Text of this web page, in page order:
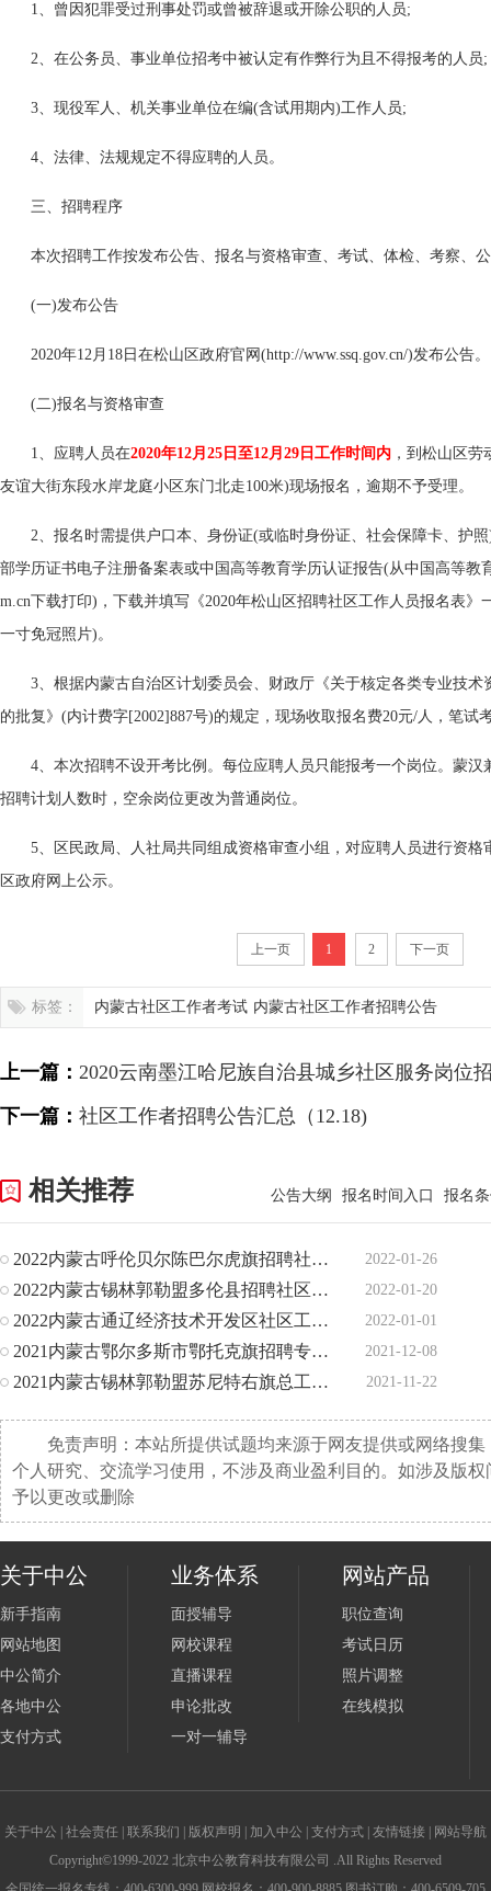
1、曾因犯罪受过刑事处罚或曾被辞退或开除公职的人员;
2、在公务员、事业单位招考中被认定有作弊行为且不得报考的人员;
3、现役军人、机关事业单位在编(含试用期内)工作人员;
4、法律、法规规定不得应聘的人员。
三、招聘程序
本次招聘工作按发布公告、报名与资格审查、考试、体检、考察、
(一)发布公告
2020年12月18日在松山区政府官网(http://www.ssq.gov.cn/)发布公告。
(二)报名与资格审查
1、应聘人员在2020年12月25日至12月29日工作时间内 ，到松山区
友谊大街东段水岸龙庭小区东门北走100米)现场报名，逾期不予受理。
2、报名时需提供户口本、身份证(或临时身份证、社会保障卡、护
部学历证书电子注册备案表或中国高等教育学历认证报告(从中国高等教
m.cn下载打印)，下载并填写《2020年松山区招聘社区工作人员报名表》
一寸免冠照片)。
3、根据内蒙古自治区计划委员会、财政厅《关于核定各类专业技
的批复》(内计费字[2002]887号)的规定，现场收取报名费20元/人，笔试
4、本次招聘不设开考比例。每位应聘人员只能报考一个岗位。蒙
招聘计划人数时，空余岗位更改为普通岗位。
5、区民政局、人社局共同组成资格审查小组，对应聘人员进行资
区政府网上公示。
上一页 1 2 下一页
标签： 内蒙古社区工作者考试 内蒙古社区工作者招聘公告
上一篇： 2020云南墨江哈尼族自治县城乡社区服务岗位
下一篇： 社区工作者招聘公告汇总（12.18)
相关推荐 公告大纲 报名时间入口 报名
2022内蒙古呼伦贝尔陈巴尔虎旗招聘社区专职人员16人公告 2022-01-26
2022内蒙古锡林郭勒盟多伦县招聘社区专职工作人员8人公告 2022-01-20
2022内蒙古通辽经济技术开发区社区工作人员招聘120人公告 2022-01-01
2021内蒙古鄂尔多斯市鄂托克旗招聘专职社区工作者89人公告 2021-12-08
2021内蒙古锡林郭勒盟苏尼特右旗总工会招聘社会化工会工作者 2021-11-22
免责声明：本站所提供试题均来源于网友提供或网络搜
个人研究、交流学习使用，不涉及商业盈利目的。如涉及版
予以更改或删除
关于中公
新手指南
网站地图
中公简介
各地中公
支付方式
业务体系
面授辅导
网校课程
直播课程
申论批改
一对一辅导
网站产品
职位查询
考试日历
照片调整
在线模拟
关于中公 | 社会责任 | 联系我们 | 版权声明 | 加入中公 | 支付方式 | 友情链接 | 网站导航
Copyright©1999-2022 北京中公教育科技有限公司 .All Rights Reserved